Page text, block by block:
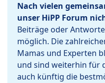
Nach vielen
unser HiPP Forum
Beiträge oder
möglich. Die
Mamas und Experten
und sind weiterhin für
auch künftig die